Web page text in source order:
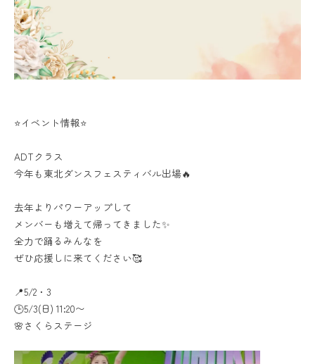
⭐️イベント情報⭐️
ADTクラス
今年も東北ダンスフェスティバル出場🔥
去年よりパワーアップして
メンバーも増えて帰ってきました✨
全力で踊るみんなを
ぜひ応援しに来てください🥰
📍5/2・3
🕒5/3(日) 11:20〜
🌸さくらステージ